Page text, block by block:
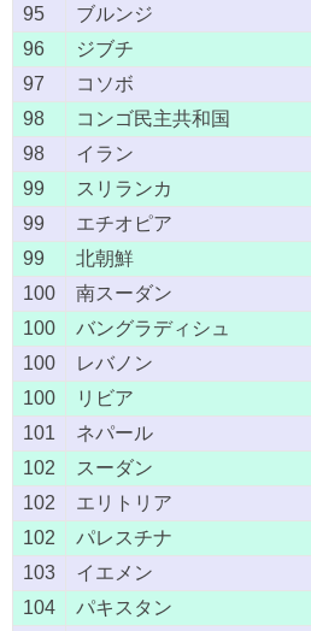
95 ブルンジ
96
ジブチ
97
コソボ
98
コンゴ民主共和国
98
イラン
99
スリランカ
99
エチオピア
99
北朝鮮
100
南スーダン
100
バングラディシュ
100
レバノン
100
リビア
101
ネパール
102
スーダン
102
エリトリア
102
パレスチナ
103
イエメン
104
パキスタン